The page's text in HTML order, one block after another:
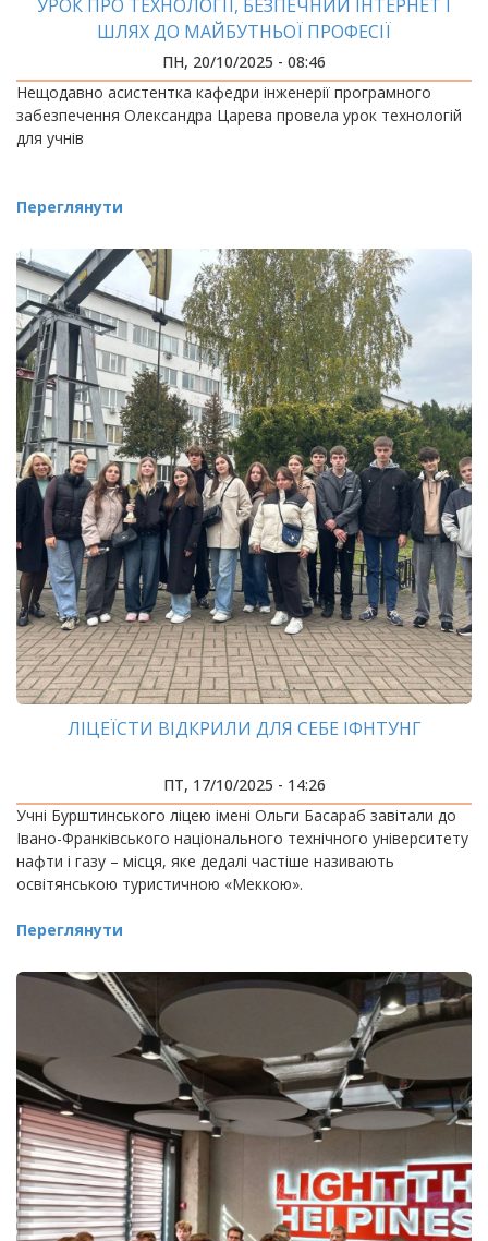
УРОК ПРО ТЕХНОЛОГІЇ, БЕЗПЕЧНИЙ ІНТЕРНЕТ І
ШЛЯХ ДО МАЙБУТНЬОЇ ПРОФЕСІЇ
ПН, 20/10/2025 - 08:46
Нещодавно асистентка кафедри інженерії програмного
забезпечення Олександра Царева провела урок технологій
для учнів
Переглянути
ЛІЦЕЇСТИ ВІДКРИЛИ ДЛЯ СЕБЕ ІФНТУНГ
ПТ, 17/10/2025 - 14:26
Учні Бурштинського ліцею імені Ольги Басараб завітали до
Івано-Франківського національного технічного університету
нафти і газу – місця, яке дедалі частіше називають
освітянською туристичною «Меккою».
Переглянути